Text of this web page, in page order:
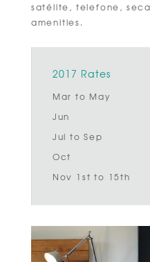
satélite, telefone,
amenities.
2017 Rates
Mar to May
Jun
Jul to Sep
Oct
Nov 1st to 15th